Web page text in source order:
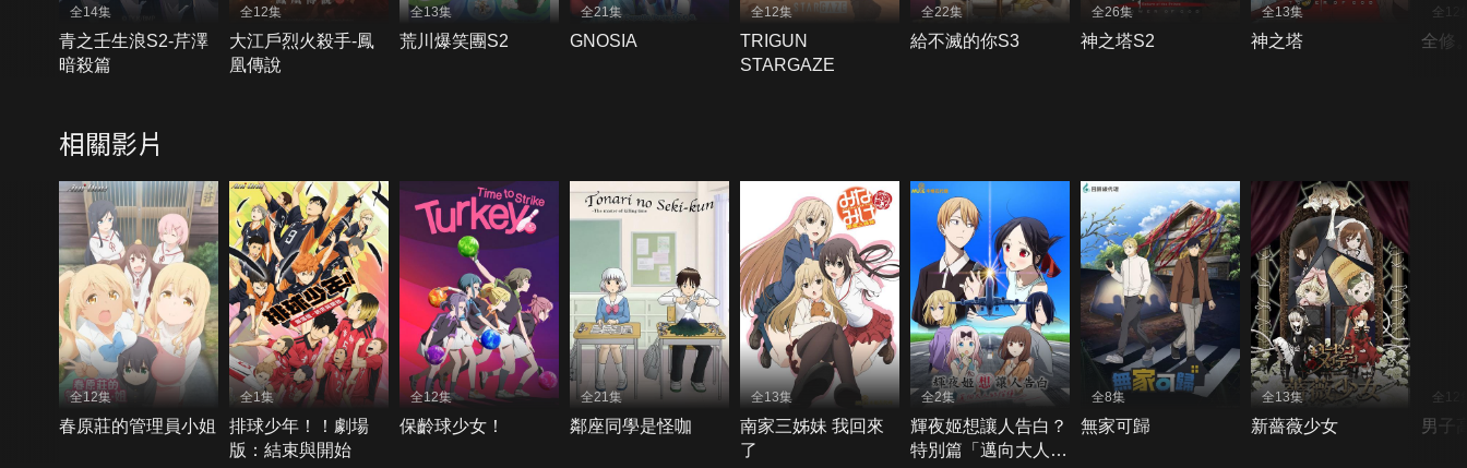
全14集
青之壬生浪S2-芹澤
暗殺篇
全12集
大江戶烈火殺手-鳳
凰傳說
全13集
荒川爆笑團S2
全21集
GNOSIA
全12集
TRIGUN
STARGAZE
全22集
給不滅的你S3
全26集
神之塔S2
全13集
神之塔
全12
全修
相關影片
全12集
春原莊的管理員小姐
全1集
排球少年！！劇場
版：結束與開始
全12集
保齡球少女！
全21集
鄰座同學是怪咖
全13集
南家三姊妹 我回來
了
全2集
輝夜姬想讓人告白？
特別篇「邁向大人的
全8集
無家可歸
全13集
新薔薇少女
全12
男子